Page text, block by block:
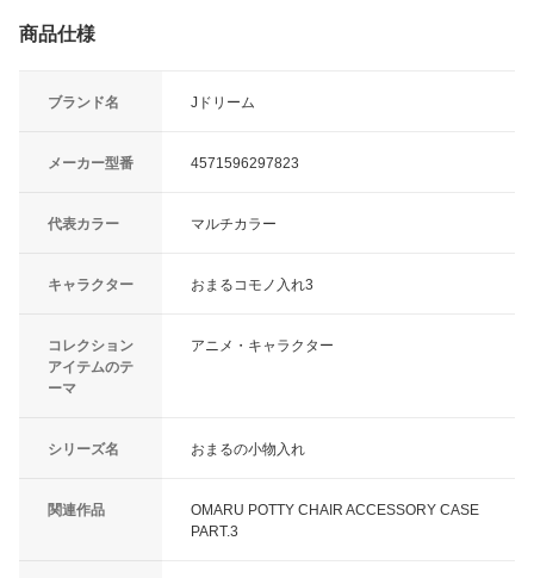
商品仕様
ブランド名 Jドリーム
メーカー型番 4571596297823
代表カラー マルチカラー
キャラクター おまるコモノ入れ3
コレクション
アイテムのテ
ーマ
アニメ・キャラクター
シリーズ名 おまるの小物入れ
関連作品
OMARU POTTY CHAIR ACCESSORY CASE
PART.3